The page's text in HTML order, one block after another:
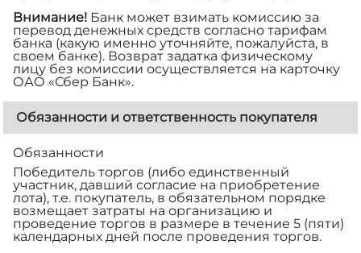
Внимание! Банк может взимать комиссию за
перевод денежных средств согласно тарифам
банка (какую именно уточняйте, пожалуйста, в
своем банке). Возврат задатка физическому
лицу без комиссии осуществляется на карточку
ОАО «Сбер Банк».
Обязанности и ответственность покупателя
Обязанности
Победитель торгов (либо единственный
участник, давший согласие на приобретение
лота), т.е. покупатель, в обязательном порядке
возмещает затраты на организацию и
проведение торгов в размере в течение 5 (пяти)
календарных дней после проведения торгов.